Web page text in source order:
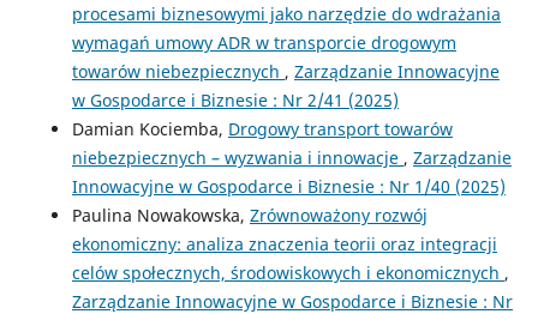
procesami biznesowymi jako narzędzie do wdrażania
wymagań umowy ADR w transporcie drogowym
towarów niebezpiecznych , Zarządzanie Innowacyjne
w Gospodarce i Biznesie : Nr 2/41 (2025)
Damian Kociemba, Drogowy transport towarów
niebezpiecznych – wyzwania i innowacje , Zarządzanie
Innowacyjne w Gospodarce i Biznesie : Nr 1/40 (2025)
Paulina Nowakowska, Zrównoważony rozwój
ekonomiczny: analiza znaczenia teorii oraz integracji
celów społecznych, środowiskowych i ekonomicznych ,
Zarządzanie Innowacyjne w Gospodarce i Biznesie : Nr